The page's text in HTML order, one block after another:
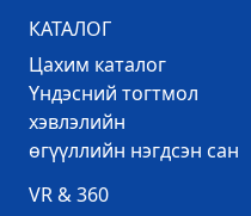
КАТАЛОГ
Цахим каталог
Үндэсний тогтмол
хэвлэлийн
өгүүллийн нэгдсэн сан
VR & 360